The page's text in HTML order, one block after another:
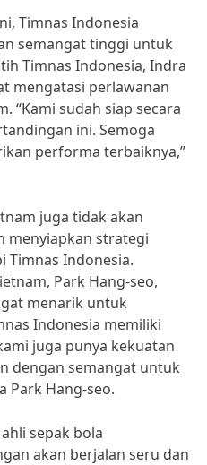
Timnas Indonesia
semangat tinggi untuk
Timnas Indonesia, Indra
mengatasi perlawanan
“Kami sudah siap secara
ini. Semoga
performa terbaiknya,”
juga tidak akan
menyiapkan strategi
Timnas Indonesia.
Park Hang-seo,
menarik untuk
Indonesia memiliki
juga punya kekuatan
dengan semangat untuk
Park Hang-seo.
sepak bola
akan berjalan seru dan